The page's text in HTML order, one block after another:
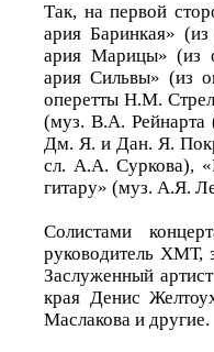
Так, на первой
ария Баринкая»
ария Марицы» (из
ария Сильвы» (из
оперетты Н.М.
(муз. В.А. Рейнарта
Дм. Я. и Дан. Я.
сл. А.А. Суркова),
гитару» (муз. А.Я.
Солистами
руководитель ХМТ,
Заслуженный
края Денис
Маслакова и другие.